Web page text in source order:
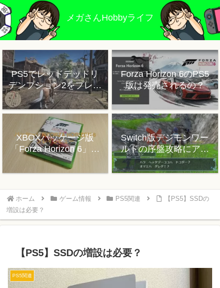
メガさんHobbyライフ
PS5でレッドデッドリ
デンプション2をプレイ
した感想
Forza Horizon 6のPS5
版は発売されるの？
XBOXパッケージ版
「Forza Horizon 6」プ
レイレビュー
Switch版デジモンワー
ルドの序盤攻略にアド
バイス
ホーム ゲーム情報 PS5関連
【PS5】SSDの
増設は必要？
【PS5】SSDの増設は必要？
PS5関連